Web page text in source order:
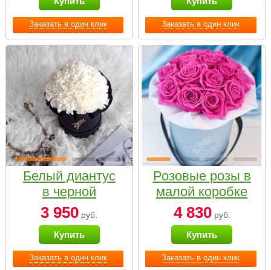
Заказать в один клик Заказать в один клик
Small
Заказать в один клик
Белый диантус
в черной
коробке Small
3 950 руб.
Купить
Заказать в один клик
Розовые розы в
малой коробке
4 830руб.
Купить